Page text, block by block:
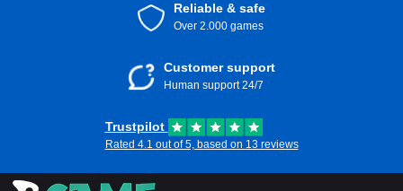
Reliable & safe
Over 2.000 games
Customer support
Human support 24/7
Trustpilot
Rated 4.1 out of 5, based on 13 reviews